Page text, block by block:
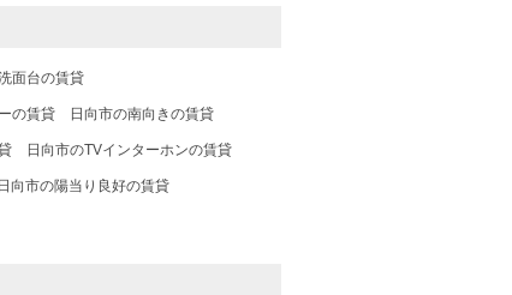
面台の賃貸
の賃貸 日向市の南向きの賃貸
日向市のTVインターホンの賃貸
日向市の陽当り良好の賃貸